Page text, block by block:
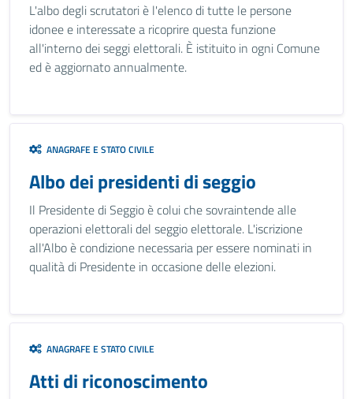
L'albo degli scrutatori è l'elenco di tutte le persone
idonee e interessate a ricoprire questa funzione
all'interno dei seggi elettorali. È istituito in ogni Comune
ed è aggiornato annualmente.
ANAGRAFE E STATO CIVILE
Albo dei presidenti di seggio
Il Presidente di Seggio è colui che sovraintende alle
operazioni elettorali del seggio elettorale. L'iscrizione
all'Albo è condizione necessaria per essere nominati in
qualità di Presidente in occasione delle elezioni.
ANAGRAFE E STATO CIVILE
Atti di riconoscimento